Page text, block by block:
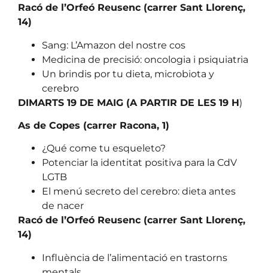
Racó de l’Orfeó Reusenc (carrer Sant Llorenç,
14)
Sang: L’Amazon del nostre cos
Medicina de precisió: oncologia i psiquiatria
Un brindis por tu dieta, microbiota y
cerebro
DIMARTS 19 DE MAIG (A PARTIR DE LES 19 H)
As de Copes (carrer Racona, 1)
¿Qué come tu esqueleto?
Potenciar la identitat positiva para la CdV
LGTB
El menú secreto del cerebro: dieta antes
de nacer
Racó de l’Orfeó Reusenc (carrer Sant Llorenç,
14)
Influència de l’alimentació en trastorns